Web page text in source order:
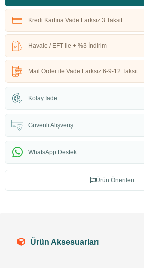
Kredi Kartına Vade Farksız 3 Taksit
Havale / EFT ile + %3 İndirim
Mail Order ile Vade Farksız 6-9-12 Taksit
Kolay İade
Güvenli Alışveriş
WhatsApp Destek
Ürün Önerileri
Ürün Aksesuarları